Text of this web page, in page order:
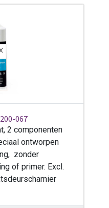
067
2 componenten
ontworpen
zonder
of primer. Excl.